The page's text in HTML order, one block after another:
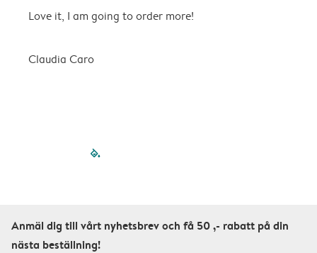
Love it, I am going to order more!
Claudia Caro
filled-pagination
Anmäl dig till vårt nyhetsbrev och få 50 ,- rabatt på din
nästa beställning!